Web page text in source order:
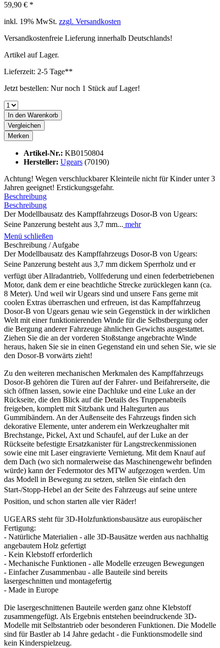
59,90 € *
inkl. 19% MwSt. zzgl. Versandkosten
Versandkostenfreie Lieferung innerhalb Deutschlands!
Artikel auf Lager.
Lieferzeit: 2-5 Tage**
Jetzt bestellen: Nur noch 1 Stück auf Lager!
In den Warenkorb
Vergleichen
Merken
Artikel-Nr.: KB0150804
Hersteller: Ugears (70190)
Achtung! Wegen verschluckbarer Kleinteile nicht für Kinder unter 3
Jahren geeignet! Erstickungsgefahr.
Beschreibung
Beschreibung
Der Modellbausatz des Kampffahrzeugs Dosor-B von Ugears:
Seine Panzerung besteht aus 3,7 mm... mehr
Menü schließen
Beschreibung / Aufgabe
Der Modellbausatz des Kampffahrzeugs Dosor-B von Ugears:
Seine Panzerung besteht aus 3,7 mm dickem Sperrholz und er
verfügt über Allradantrieb, Vollfederung und einen federbetriebenen
Motor, dank dem er eine beachtliche Strecke zurücklegen kann (ca.
8 Meter). Und weil wir Ugears sind und unsere Fans gerne mit
coolen Extras überraschen und erfreuen, ist das Kampffahrzeug
Dosor-B von Ugears genau wie sein Gegenstück in der wirklichen
Welt mit einer funktionierenden Winde für die Selbstbergung oder
die Bergung anderer Fahrzeuge ähnlichen Gewichts ausgestattet.
Ziehen Sie die an der vorderen Stoßstange angebrachte Winde
heraus, haken Sie sie in einen Gegenstand ein und sehen Sie, wie sie
den Dosor-B vorwärts zieht!
Zu den weiteren mechanischen Merkmalen des Kampffahrzeugs
Dosor-B gehören die Türen auf der Fahrer- und Beifahrerseite, die
sich öffnen lassen, sowie eine Dachluke und eine Luke an der
Rückseite, die den Blick auf die Details des Truppenabteils
freigeben, komplett mit Sitzbank und Haltegurten aus
Gummibändern. An der Außenseite des Fahrzeugs finden sich
dekorative Elemente, unter anderem ein Werkzeughalter mit
Brechstange, Pickel, Axt und Schaufel, auf der Luke an der
Rückseite befestigte Ersatzkanister für Langstreckenmissionen
sowie eine mit Laser eingravierte Vernietung. Mit dem Knauf auf
dem Dach (wo sich normalerweise das Maschinengewehr befinden
würde) kann der Federmotor des MTW aufgezogen werden. Um
das Modell in Bewegung zu setzen, stellen Sie einfach den
Start-/Stopp-Hebel an der Seite des Fahrzeugs auf seine untere
Position, und schon starten alle vier Räder!
UGEARS steht für 3D-Holzfunktionsbausätze aus europäischer
Fertigung:
- Natürliche Materialien - alle 3D-Bausätze werden aus nachhaltig
angebautem Holz gefertigt
- Kein Klebstoff erforderlich
- Mechanische Funktionen - alle Modelle erzeugen Bewegungen
- Einfacher Zusammenbau - alle Bauteile sind bereits
lasergeschnitten und montagefertig
- Made in Europe
Die lasergeschnittenen Bauteile werden ganz ohne Klebstoff
zusammengefügt. Als Ergebnis entstehen beeindruckende 3D-
Modelle mit Selbstantrieb oder besonderen Funktionen. Die Modelle
sind für Bastler ab 14 Jahre gedacht - die Funktionsmodelle sind
kein Kinderspielzeug.